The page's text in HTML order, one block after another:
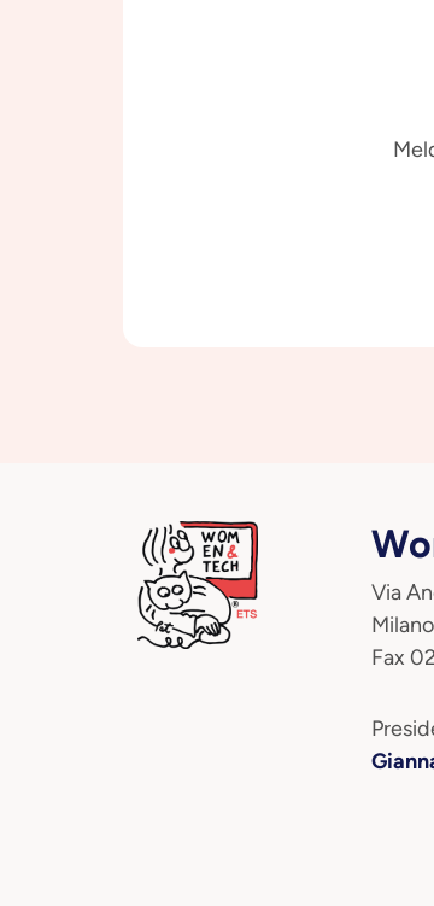
Via
Fax